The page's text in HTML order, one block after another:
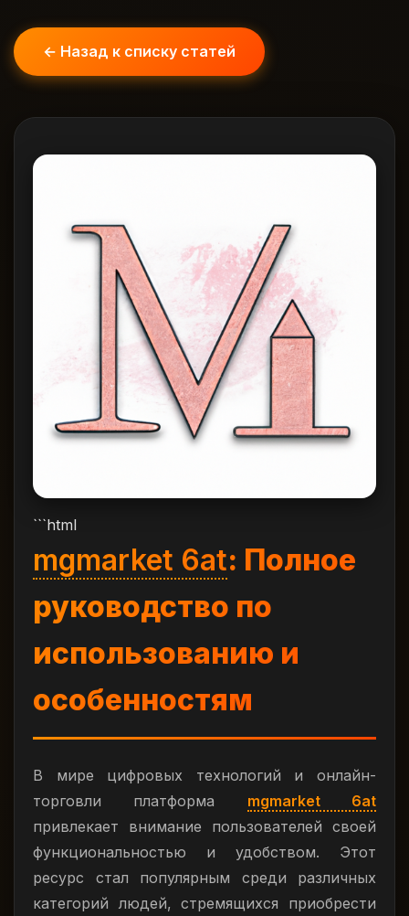
← Назад к списку статей
```html
mgmarket 6at: Полное
руководство по
использованию и
особенностям
В мире цифровых технологий и онлайн-
торговли платформа mgmarket 6at
привлекает внимание пользователей своей
функциональностью и удобством. Этот
ресурс стал популярным среди различных
категорий людей, стремящихся приобрести